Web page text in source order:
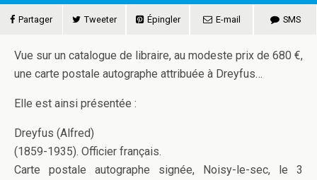
Partager Tweeter Épingler E-mail SMS
Vue sur un catalogue de libraire, au modeste prix de 680 €,
une carte postale autographe attribuée à Dreyfus…
Elle est ainsi présentée :
Dreyfus (Alfred)
(1859-1935). Officier français.
Carte postale autographe signée, Noisy-le-sec, le 3